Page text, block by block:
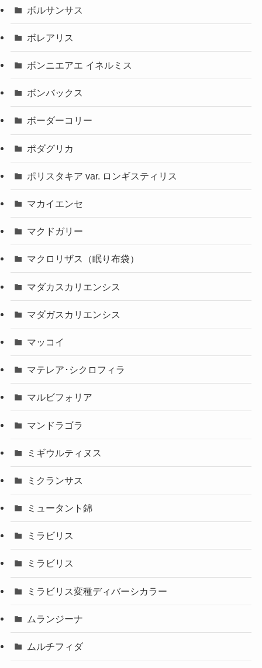
ボルサンサス
ボレアリス
ボンニエアエ イネルミス
ボンバックス
ボーダーコリー
ポダグリカ
ポリスタキア var. ロンギスティリス
マカイエンセ
マクドガリー
マクロリザス（眠り布袋）
マダカスカリエンシス
マダガスカリエンシス
マッコイ
マテレア･シクロフィラ
マルビフォリア
マンドラゴラ
ミギウルティヌス
ミクランサス
ミュータント錦
ミラビリス
ミラビリス
ミラビリス変種ディバーシカラー
ムランジーナ
ムルチフィダ